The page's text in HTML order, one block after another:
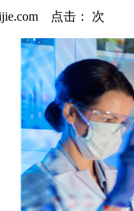
点击： 次